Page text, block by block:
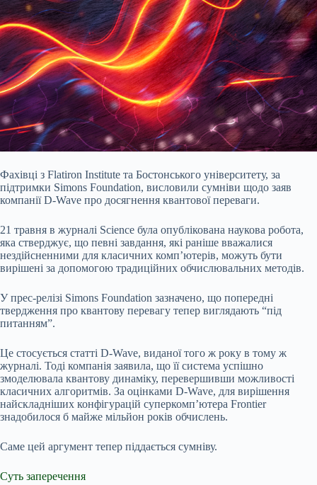
Фахівці з Flatiron Institute та Бостонського університету, за
підтримки Simons Foundation, висловили сумніви щодо заяв
компанії D-Wave про досягнення квантової переваги.
21 травня в журналі Science була опублікована наукова робота,
яка стверджує, що певні завдання, які раніше вважалися
нездійсненними для класичних комп’ютерів, можуть бути
вирішені за допомогою традиційних обчислювальних методів.
У прес-релізі Simons Foundation зазначено, що попередні
твердження про квантову перевагу тепер виглядають “під
питанням”.
Це стосується статті D-Wave, виданої того ж року в тому ж
журналі. Тоді компанія заявила, що її система успішно
змоделювала квантову динаміку, перевершивши можливості
класичних алгоритмів. За оцінками D-Wave, для вирішення
найскладніших конфігурацій суперкомп’ютера Frontier
знадобилося б майже мільйон років обчислень.
Саме цей аргумент тепер піддається сумніву.
Суть заперечення